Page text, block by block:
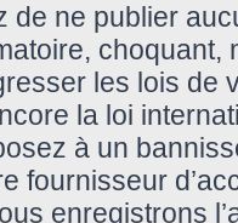
de ne publier
choquant,
les lois de
la loi
à un
fournisseur
enregistrons